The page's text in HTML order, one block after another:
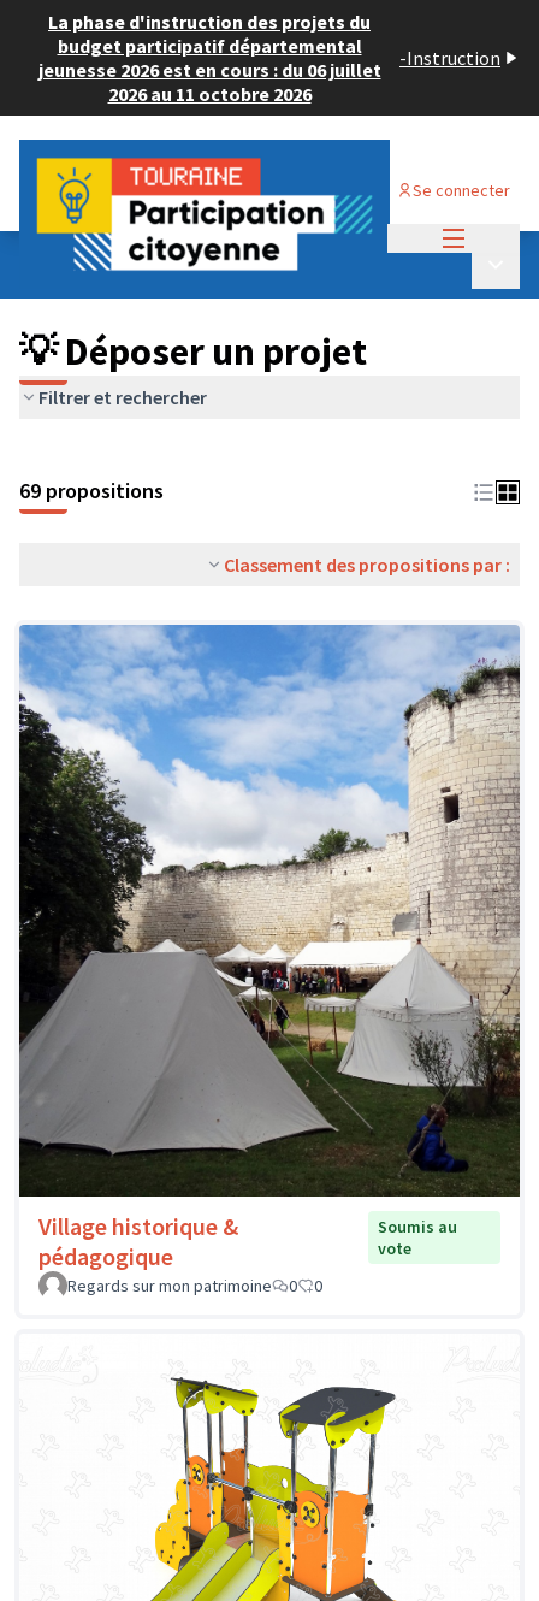
La phase d'instruction des projets du
budget participatif départemental
jeunesse 2026 est en cours : du 06 juillet
2026 au 11 octobre 2026
-Instruction
Se connecter
Budget Participatif ADULTE 2024
💡 Déposer un projet
💡 Déposer un projet
Filtrer et rechercher
69 propositions
Classement des propositions par :
Village historique &
pédagogique
Soumis au
vote
Regards sur mon patrimoine
0 0